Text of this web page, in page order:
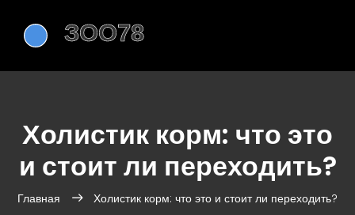
Холистик корм: что это
и стоит ли переходить?
Главная Холистик корм: что это и стоит ли переходить?